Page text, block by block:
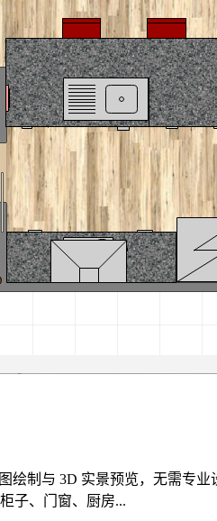
绘制与 3D 实景预览，无需专
子、门窗、厨房...